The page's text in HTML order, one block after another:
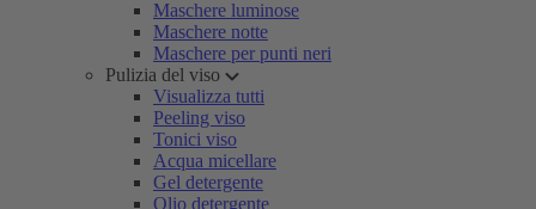
Maschere luminose
Maschere notte
Maschere per punti neri
Pulizia del viso
Visualizza tutti
Peeling viso
Tonici viso
Acqua micellare
Gel detergente
Olio detergente